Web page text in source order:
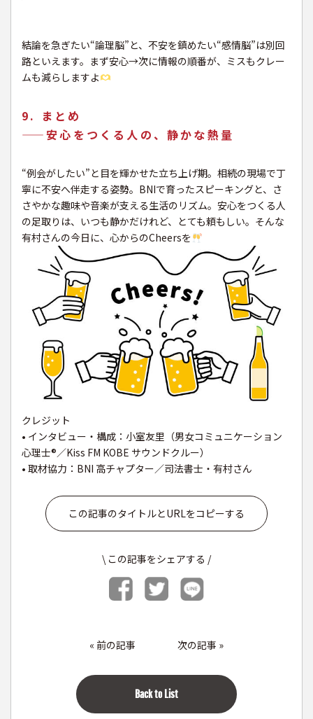
結論を急ぎたい“論理脳”と、不安を鎮めたい“感情脳”は別回
路といえます。まず安心→次に情報の順番が、ミスもクレー
ムも減らしますよ
9. まとめ
——安心をつくる人の、静かな熱量
“例会がしたい”と目を輝かせた立ち上げ期。相続の現場で丁
寧に不安へ伴走する姿勢。BNIで育ったスピーキングと、さ
さやかな趣味や音楽が支える生活のリズム。安心をつくる人
の足取りは、いつも静かだけれど、とても頼もしい。そんな
有村さんの今日に、心からのCheersを
クレジット
• インタビュー・構成：小室友里（男女コミュニケーション
心理士®︎／Kiss FM KOBE サウンドクルー）
• 取材協力：BNI 高チャプター／司法書士・有村さん
この記事のタイトルとURLをコピーする
\ この記事をシェアする /
« 前の記事 次の記事 »
Back to List